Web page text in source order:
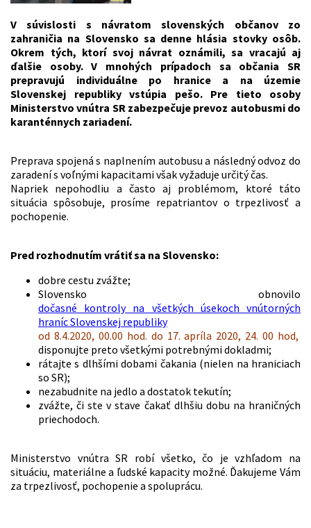
V súvislosti s návratom slovenských občanov zo
zahraničia na Slovensko sa denne hlásia stovky osôb.
Okrem tých, ktorí svoj návrat oznámili, sa vracajú aj
ďalšie osoby.V mnohých prípadoch sa občania SR
prepravujú individuálne po hranice a na územie
Slovenskej republiky vstúpia pešo. Pre tieto osoby
Ministerstvo vnútra SR zabezpečuje prevoz autobusmi do
karanténnych zariadení.
Preprava spojená s naplnením autobusu a následný odvoz do
zaradení s voľnými kapacitami však vyžaduje určitý čas.
Napriek nepohodliu a často aj problémom, ktoré táto
situácia spôsobuje, prosíme repatriantov o trpezlivosť a
pochopenie.
Pred rozhodnutím vrátiť sa na Slovensko:
dobre cestu zvážte;
Slovensko obnovilo
dočasné kontroly na všetkých úsekoch vnútorných
hraníc Slovenskej republiky
od 8.4.2020, 00.00 hod. do 17. apríla 2020, 24. 00 hod,
disponujte preto všetkými potrebnými dokladmi;
rátajte s dlhšími dobami čakania (nielen na hraniciach
so SR);
nezabudnite na jedlo a dostatok tekutín;
zvážte, či ste v stave čakať dlhšiu dobu na hraničných
priechodoch.
Ministerstvo vnútra SR robí všetko, čo je vzhľadom na
situáciu, materiálne a ľudské kapacity možné. Ďakujeme Vám
za trpezlivosť, pochopenie a spoluprácu.